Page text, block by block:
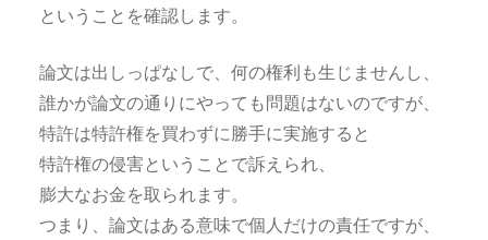
ということを確認します。
論文は出しっぱなしで、何の権利も生じませんし、
誰かが論文の通りにやっても問題はないのですが、
特許は特許権を買わずに勝手に実施すると
特許権の侵害ということで訴えられ、
膨大なお金を取られます。
つまり、論文はある意味で個人だけの責任ですが、